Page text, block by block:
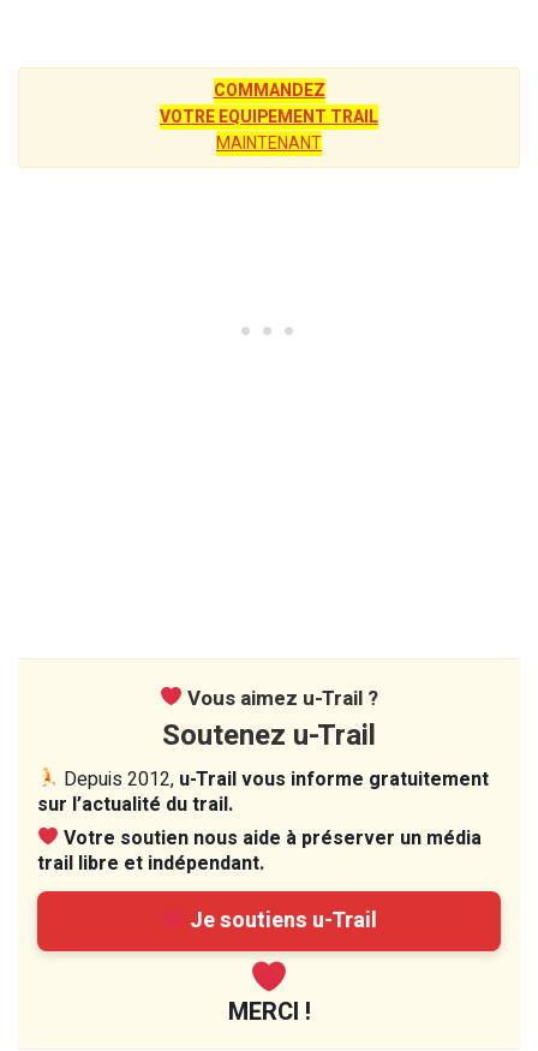
COMMANDEZ
VOTRE EQUIPEMENT TRAIL
MAINTENANT
Vous aimez u-Trail ?
Soutenez u-Trail
Depuis 2012, u-Trail vous informe gratuitement
sur l’actualité du trail.
Votre soutien nous aide à préserver un média
trail libre et indépendant.
Je soutiens u-Trail
MERCI !